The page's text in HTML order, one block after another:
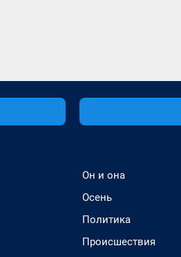
Он и она
Осень
Политика
Происшествия